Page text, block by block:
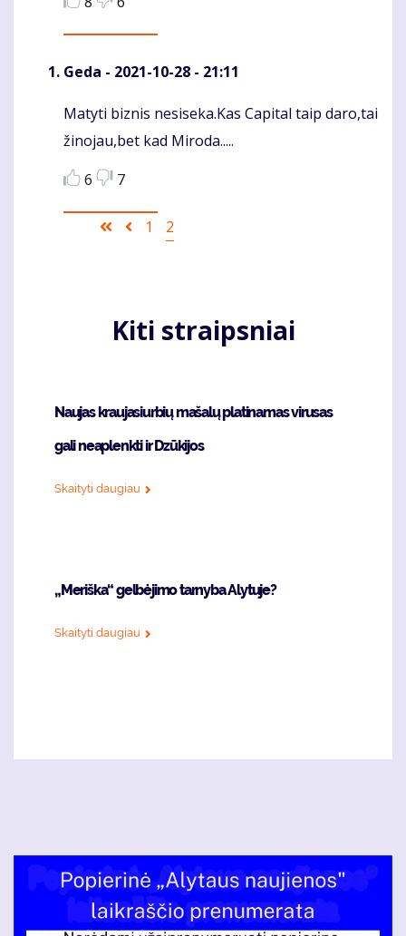
Geda - 2021-10-28 - 21:11
Komentaras
Matyti biznis nesiseka.Kas Capital taip daro,tai
žinojau,bet kad Miroda.....
6
7
Pagination
First Ankstesnis
Puslapis
1
Current
2
Kiti straipsniai
Naujas kraujasiurbių mašalų platinamas virusas
gali neaplenkti ir Dzūkijos
Skaityti daugiau
„Meriška“ gelbėjimo tarnyba Alytuje?
Skaityti daugiau